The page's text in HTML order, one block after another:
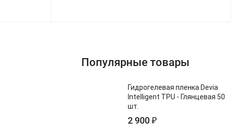
Популярные товары
Гидрогелевая пленка Devia
Intelligent TPU - Глянцевая 50
шт.
2 900₽